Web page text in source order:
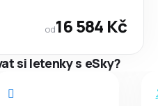
od16 584 Kč
si letenky s eSky?